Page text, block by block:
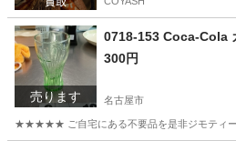
売ります
0718-153 Coca-Cola
300円
名古屋市
★★★★★ ご自宅にある不要品を是非ジモティー